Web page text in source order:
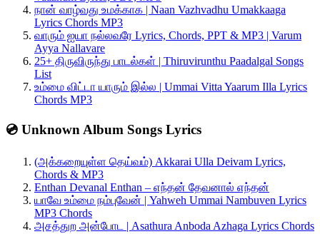
நான் வாழ்வது உமக்காக | Naan Vazhvadhu Umakkaaga
Lyrics Chords MP3
வாரும் ஐயா நல்லவரே Lyrics, Chords, PPT & MP3 | Varum
Ayya Nallavare
25+ திருவிருந்து பாடல்கள் | Thiruvirunthu Paadalgal Songs
List
உம்மை விட்டா யாரும் இல்ல | Ummai Vitta Yaarum Illa Lyrics
Chords MP3
💿 Unknown Album Songs Lyrics
(அக்கறையுள்ள தெய்வம்) Akkarai Ulla Deivam Lyrics,
Chords & MP3
Enthan Devanal Enthan – எந்தன் தேவனால் எந்தன்
யாவே உம்மை நம்புவேன் | Yahweh Ummai Nambuven Lyrics
MP3 Chords
அசத்துற அன்போட | Asathura Anboda Azhaga Lyrics Chords